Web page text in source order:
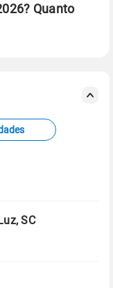
Quanto
de Previsão
os dados
SC